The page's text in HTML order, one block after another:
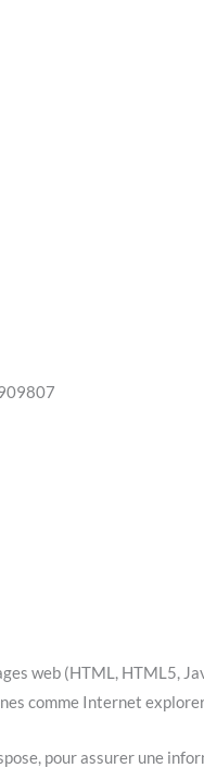
web (HTML, HTML5,
comme Internet
pour assurer une